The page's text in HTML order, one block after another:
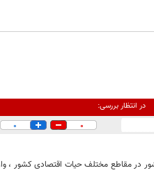
در انتظار بررسی:
0
0
در مقاطع مختلف حیات اقتصادی کشور ،